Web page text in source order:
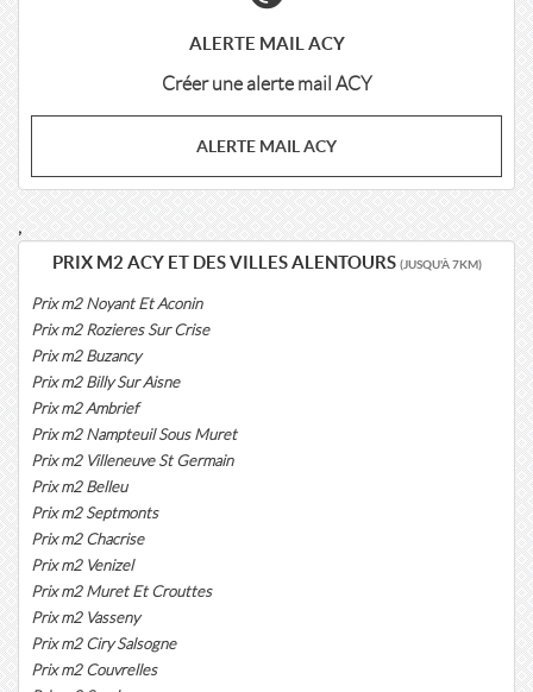
ALERTE MAIL ACY
Créer une alerte mail ACY
ALERTE MAIL ACY
,
PRIX M2 ACY ET DES VILLES ALENTOURS (JUSQU'À 7KM)
Prix m2 Noyant Et Aconin
Prix m2 Rozieres Sur Crise
Prix m2 Buzancy
Prix m2 Billy Sur Aisne
Prix m2 Ambrief
Prix m2 Nampteuil Sous Muret
Prix m2 Villeneuve St Germain
Prix m2 Belleu
Prix m2 Septmonts
Prix m2 Chacrise
Prix m2 Venizel
Prix m2 Muret Et Crouttes
Prix m2 Vasseny
Prix m2 Ciry Salsogne
Prix m2 Couvrelles